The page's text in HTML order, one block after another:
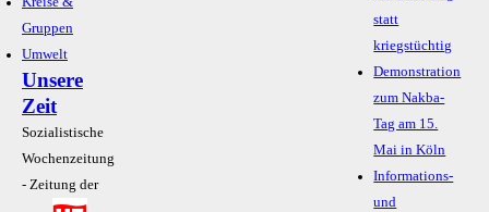
Gruppen
Umwelt
Unsere
Zeit
Sozialistische
Wochenzeitung
- Zeitung der
statt
kriegstüchtig
Demonstration
zum Nakba-
Tag am 15.
Mai in Köln
Informations-
und